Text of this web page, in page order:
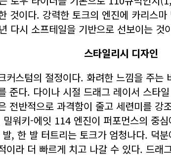
것이다. 강력한 토크의 엔진에 카리스
다시 소프테일을 기반으로 선보이는 것
스타일리시 디자인
스텀의 절정이다. 화려한 느낌을 주
준다. 다이나 시절 드래그 레이서 스타
전반적으로 과격함이 줄고 세련미를
밀워키-에잇 114 엔진이 퍼포먼스의
, 한 발 터트리는 토크가 엄청나다. 덕
라 더 빠르게 치고 나갈 수 있다. 드